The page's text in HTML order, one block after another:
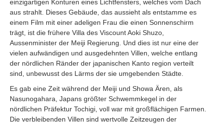
einzigartigen Konturen eines Lichtfensters, welches vom Dach
aus strahlt. Dieses Gebäude, das aussieht als entstamme es
einem Film mit einer adeligen Frau die einen Sonnenschirm
trägt, ist die frühere Villa des Viscount Aoki Shuzo,
Aussenminister der Meiji Regierung. Und dies ist nur eine der
vielen aufwändigen und ausgedehnten Villen, welche entlang
der nördlichen Ränder der japanischen Kanto region verteilt
sind, unbewusst des Lärms der sie umgebenden Städte.
Es gab eine Zeit während der Meiji und Showa Ären, als
Nasunogahara, Japans größter Schwemmkegel in der
nördlichen Präfektur Tochigi, voll war mit großflächigen Farmen.
Die verbleibenden Villen sind wertvolle Zeitzeugen der